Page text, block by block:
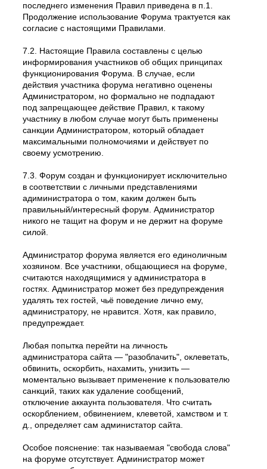
последнего изменения Правил приведена в п.1.
Продолжение использование Форума трактуется как
согласие с настоящими Правилами.
7.2. Настоящие Правила составлены с целью
информирования участников об общих принципах
функционирования Форума. В случае, если
действия участника форума негативно оценены
Администратором, но формально не подпадают
под запрещающее действие Правил, к такому
участнику в любом случае могут быть применены
санкции Администратором, который обладает
максимальными полномочиями и действует по
своему усмотрению.
7.3. Форум создан и функционирует исключительно
в соответствии с личными представлениями
адиминистратора о том, каким должен быть
правильный/интересный форум. Администратор
никого не тащит на форум и не держит на форуме
силой.
Администратор форума является его единоличным
хозяином. Все участники, общающиеся на форуме,
считаются находящимися у администратора в
гостях. Администратор может без предупреждения
удалять тех гостей, чьё поведение лично ему,
администратору, не нравится. Хотя, как правило,
предупреждает.
Любая попытка перейти на личность
администратора сайта — "разоблачить", оклеветать,
обвинить, оскорбить, нахамить, унизить —
моментально вызывает применение к пользователю
санкций, таких как удаление сообщений,
отключение аккаунта пользователя. Что считать
оскорблением, обвинением, клеветой, хамством и т.
д., определяет сам администатор сайта.
Особое пояснение: так называемая "свобода слова"
на форуме отсутствует. Администратор может